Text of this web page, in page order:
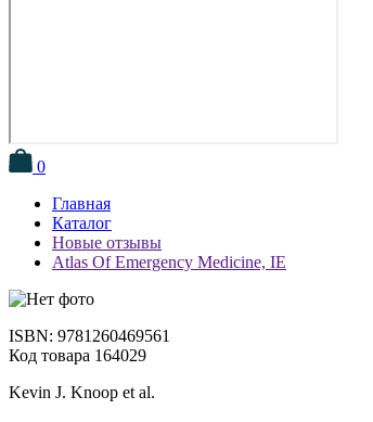
0
Главная
Каталог
Новые отзывы
Atlas Of Emergency Medicine, IE
ISBN: 9781260469561
Код товара 164029
Kevin J. Knoop et al.